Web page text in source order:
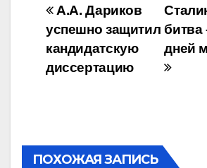
Навигация
по
записям
битва
дней
А.А. Дариков
успешно защитил
кандидатскую
диссертацию
ПОХОЖАЯ ЗАПИСЬ